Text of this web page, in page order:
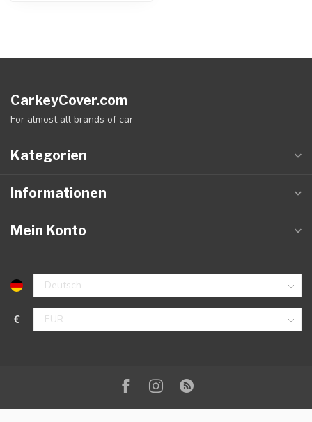
CarkeyCover.com
For almost all brands of car
Kategorien
Informationen
Mein Konto
€